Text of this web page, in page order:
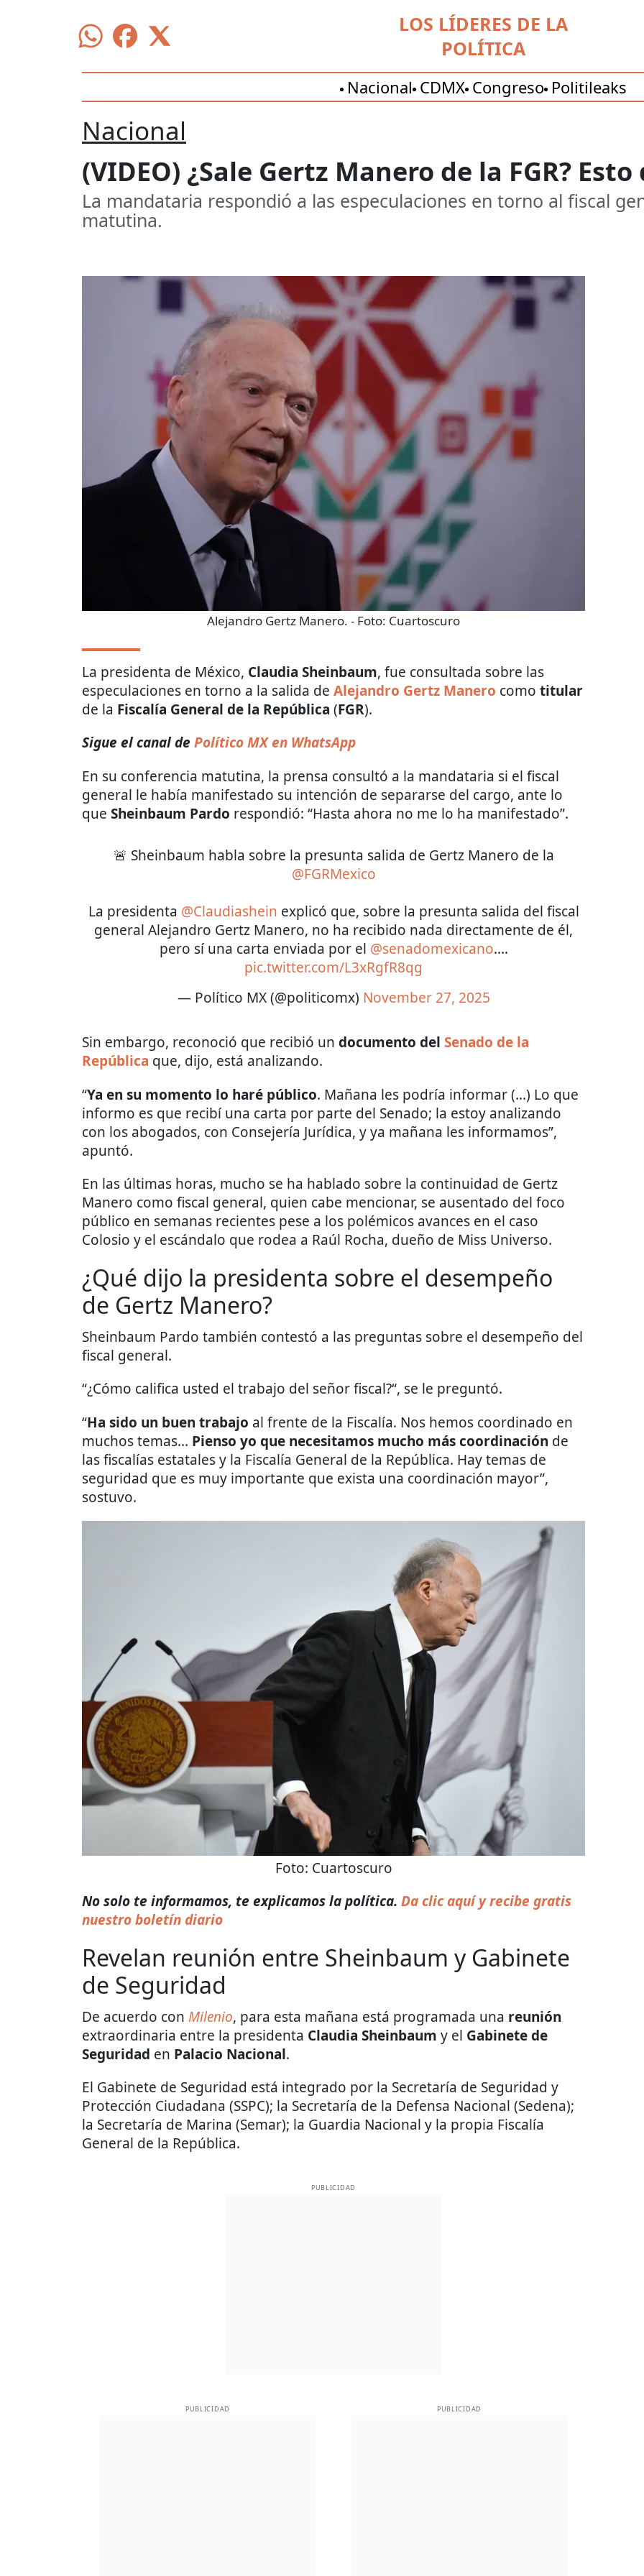
LOS LÍDERES DE LA
POLÍTICA
Nacional CDMX Congreso Politileaks
Nacional
(VIDEO) ¿Sale Gertz Manero de la FGR?
La mandataria respondió a las especulaciones en torno al fiscal
matutina.
Alejandro Gertz Manero. - Foto: Cuartoscuro
La presidenta de México, Claudia Sheinbaum, fue consultada sobre las
especulaciones en torno a la salida de Alejandro Gertz Manero como titular
de la Fiscalía General de la República (FGR).
Sigue el canal de Político MX en WhatsApp
En su conferencia matutina, la prensa consultó a la mandataria si el fiscal
general le había manifestado su intención de separarse del cargo, ante lo
que Sheinbaum Pardo respondió: “Hasta ahora no me lo ha manifestado”.
🚨 Sheinbaum habla sobre la presunta salida de Gertz Manero de la
@FGRMexico
La presidenta @Claudiashein explicó que, sobre la presunta salida del fiscal
general Alejandro Gertz Manero, no ha recibido nada directamente de él,
pero sí una carta enviada por el @senadomexicano.…
pic.twitter.com/L3xRgfR8qg
— Político MX (@politicomx) November 27, 2025
Sin embargo, reconoció que recibió un documento del Senado de la
República que, dijo, está analizando.
“Ya en su momento lo haré público. Mañana les podría informar (...) Lo que
informo es que recibí una carta por parte del Senado; la estoy analizando
con los abogados, con Consejería Jurídica, y ya mañana les informamos”,
apuntó.
En las últimas horas, mucho se ha hablado sobre la continuidad de Gertz
Manero como fiscal general, quien cabe mencionar, se ausentado del foco
público en semanas recientes pese a los polémicos avances en el caso
Colosio y el escándalo que rodea a Raúl Rocha, dueño de Miss Universo.
¿Qué dijo la presidenta sobre el desempeño
de Gertz Manero?
Sheinbaum Pardo también contestó a las preguntas sobre el desempeño del
fiscal general.
“¿Cómo califica usted el trabajo del señor fiscal?“, se le preguntó.
“Ha sido un buen trabajo al frente de la Fiscalía. Nos hemos coordinado en
muchos temas... Pienso yo que necesitamos mucho más coordinación de
las fiscalías estatales y la Fiscalía General de la República. Hay temas de
seguridad que es muy importante que exista una coordinación mayor”,
sostuvo.
Foto: Cuartoscuro
No solo te informamos, te explicamos la política. Da clic aquí y recibe gratis
nuestro boletín diario
Revelan reunión entre Sheinbaum y Gabinete
de Seguridad
De acuerdo con Milenio, para esta mañana está programada una reunión
extraordinaria entre la presidenta Claudia Sheinbaum y el Gabinete de
Seguridad en Palacio Nacional.
El Gabinete de Seguridad está integrado por la Secretaría de Seguridad y
Protección Ciudadana (SSPC); la Secretaría de la Defensa Nacional (Sedena);
la Secretaría de Marina (Semar); la Guardia Nacional y la propia Fiscalía
General de la República.
PUBLICIDAD
PUBLICIDAD PUBLICIDAD